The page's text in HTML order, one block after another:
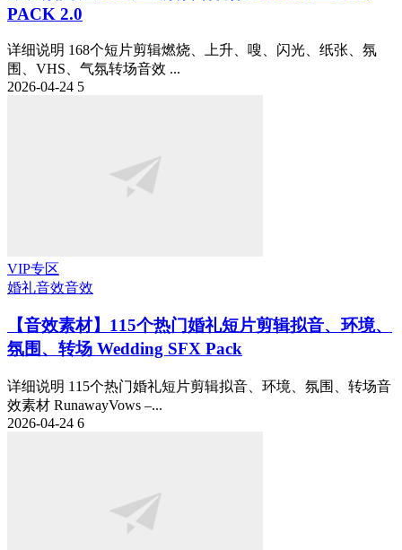
PACK 2.0
详细说明 168个短片剪辑燃烧、上升、嗖、闪光、纸张、氛
围、VHS、气氛转场音效 ...
2026-04-24 5
VIP专区
婚礼音效音效
【音效素材】115个热门婚礼短片剪辑拟音、环境、
氛围、转场 Wedding SFX Pack
详细说明 115个热门婚礼短片剪辑拟音、环境、氛围、转场音
效素材 RunawayVows –...
2026-04-24 6